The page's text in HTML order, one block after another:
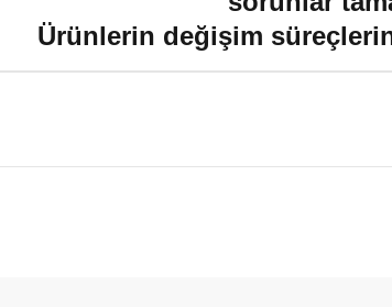
Ürünlerin değişim